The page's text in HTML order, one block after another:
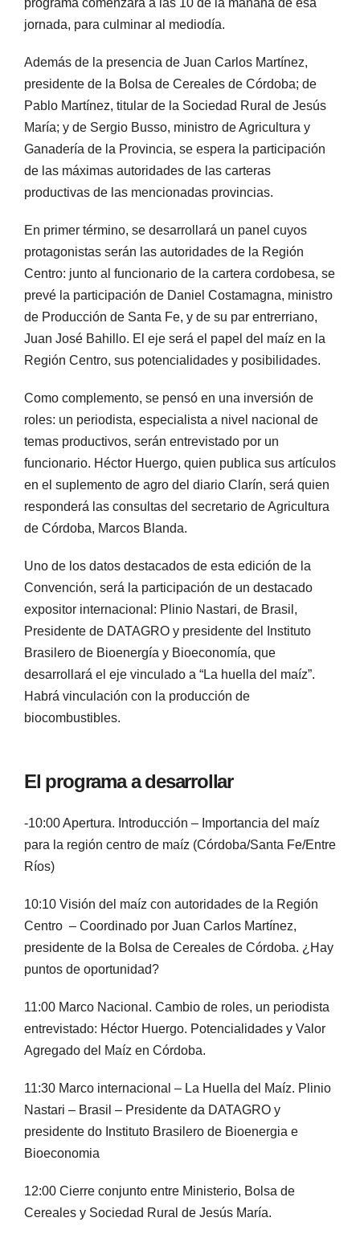
programa comenzará a las 10 de la mañana de esa
jornada, para culminar al mediodía.
Además de la presencia de Juan Carlos Martínez,
presidente de la Bolsa de Cereales de Córdoba; de
Pablo Martínez, titular de la Sociedad Rural de Jesús
María; y de Sergio Busso, ministro de Agricultura y
Ganadería de la Provincia, se espera la participación
de las máximas autoridades de las carteras
productivas de las mencionadas provincias.
En primer término, se desarrollará un panel cuyos
protagonistas serán las autoridades de la Región
Centro: junto al funcionario de la cartera cordobesa, se
prevé la participación de Daniel Costamagna, ministro
de Producción de Santa Fe, y de su par entrerriano,
Juan José Bahillo. El eje será el papel del maíz en la
Región Centro, sus potencialidades y posibilidades.
Como complemento, se pensó en una inversión de
roles: un periodista, especialista a nivel nacional de
temas productivos, serán entrevistado por un
funcionario. Héctor Huergo, quien publica sus artículos
en el suplemento de agro del diario Clarín, será quien
responderá las consultas del secretario de Agricultura
de Córdoba, Marcos Blanda.
Uno de los datos destacados de esta edición de la
Convención, será la participación de un destacado
expositor internacional: Plinio Nastari, de Brasil,
Presidente de DATAGRO y presidente del Instituto
Brasilero de Bioenergía y Bioeconomía, que
desarrollará el eje vinculado a “La huella del maíz”.
Habrá vinculación con la producción de
biocombustibles.
El programa a desarrollar
-10:00 Apertura. Introducción – Importancia del maíz
para la región centro de maíz (Córdoba/Santa Fe/Entre
Ríos)
10:10 Visión del maíz con autoridades de la Región
Centro – Coordinado por Juan Carlos Martínez,
presidente de la Bolsa de Cereales de Córdoba. ¿Hay
puntos de oportunidad?
11:00 Marco Nacional. Cambio de roles, un periodista
entrevistado: Héctor Huergo. Potencialidades y Valor
Agregado del Maíz en Córdoba.
11:30 Marco internacional – La Huella del Maíz. Plinio
Nastari – Brasil – Presidente da DATAGRO y
presidente do Instituto Brasilero de Bioenergia e
Bioeconomia
12:00 Cierre conjunto entre Ministerio, Bolsa de
Cereales y Sociedad Rural de Jesús María.